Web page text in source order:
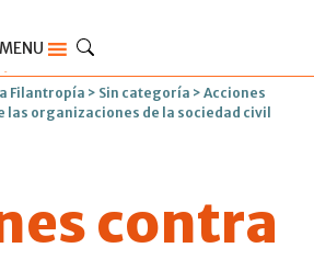
MENU
Filantropía > Sin categoría > Acciones
las organizaciones de la sociedad civil
contra